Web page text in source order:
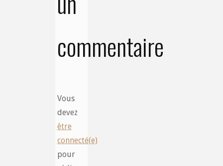
commentaire
Vous
devez
être
connecté(e)
pour